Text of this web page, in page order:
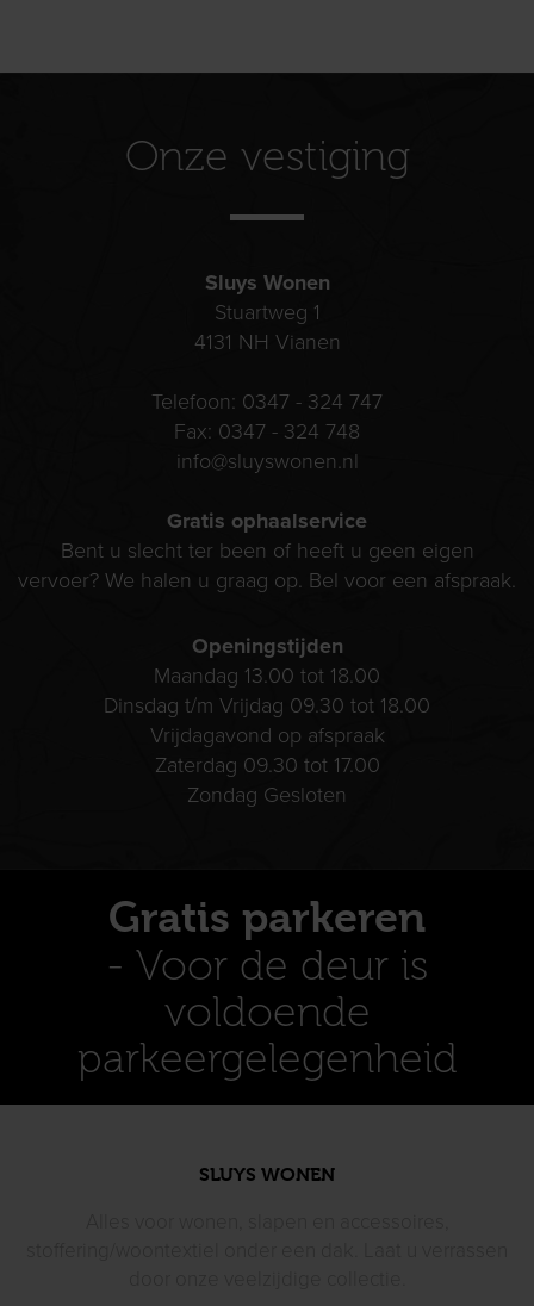
Onze vestiging
Sluys Wonen
Stuartweg 1
4131 NH Vianen
Telefoon: 0347 - 324 747
Fax: 0347 - 324 748
info@sluyswonen.nl
Gratis ophaalservice
Bent u slecht ter been of heeft u geen eigen
vervoer? We halen u graag op. Bel voor een afspraak.
Openingstijden
Maandag 13.00 tot 18.00
Dinsdag t/m Vrijdag 09.30 tot 18.00
Vrijdagavond op afspraak
Zaterdag 09.30 tot 17.00
Zondag Gesloten
Gratis parkeren
- Voor de deur is
voldoende
parkeergelegenheid
SLUYS WONEN